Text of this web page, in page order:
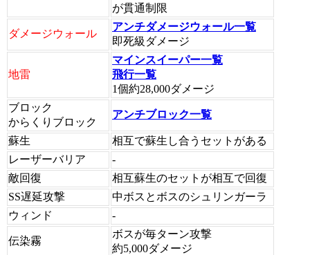
が貫通制限
ダメージウォール
アンチダメージウォール一覧
即死級ダメージ
地雷
マインスイーパー一覧
飛行一覧
1個約28,000ダメージ
ブロック
からくりブロック
アンチブロック一覧
蘇生
相互で蘇生し合うセットがある
レーザーバリア
-
敵回復
相互蘇生のセットが相互で回復
SS遅延攻撃
中ボスとボスのシュリンガーラ
ウィンド
-
伝染霧
ボスが毎ターン攻撃
約5,000ダメージ